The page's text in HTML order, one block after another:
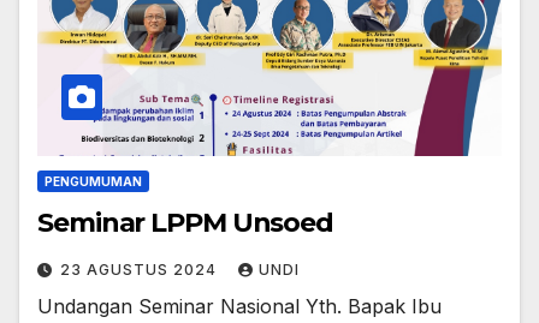
PENGUMUMAN
Seminar LPPM Unsoed
23 AGUSTUS 2024 UNDI
Undangan Seminar Nasional Yth. Bapak Ibu